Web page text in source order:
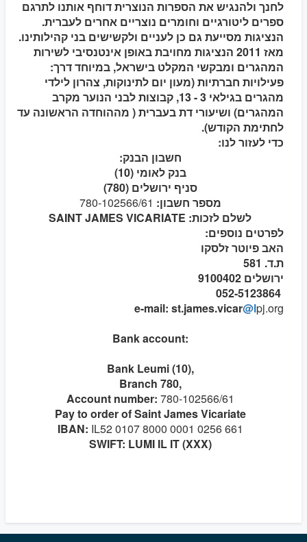
לחנך ולהנגיש את הספרות הנוצרית דוחף אותנו לתרגם
ספרים ליטורגיים וחומרים נוצריים אחרים לעברית.
הנציגות מסייעת גם כן לעניים ולקשישים בני קהילותינו.
מאז 2011 הנציגות מחויבת באופן אינטנסיבי לשירות
המהגרים ומבקשי המקלט בישראל, במיוחד דרך:
פעילויות חברתיות (מעון יום לתינוקות, צהרון לילדי
מהגרים בגילאי 3 - 13, קבוצות לבני הנוער מקרב
המהגרים) ושיעורי דת בעברית ( מההוחדה הראשונה עד
לחתימת הקודש).
כדי לעזור לנו:
חשבון הבנק:
בנק לאומי (10)
סניף ירושלים (780)
מספר חשבון: 780-102566/61
לשלם לזכות: SAINT JAMES VICARIATE
לפרטים נוספים:
האב פיוטר זלסקו
ת.ד. 581
ירושלים 9100402
e-mail: st.james.vicar@lpj.org
Bank account:
Bank Leumi (10),
Branch 780,
Account number: 780-102566/61
Pay to order of Saint James Vicariate
IBAN: IL52 0107 8000 0001 0256 661
SWIFT: LUMI IL IT (XXX)